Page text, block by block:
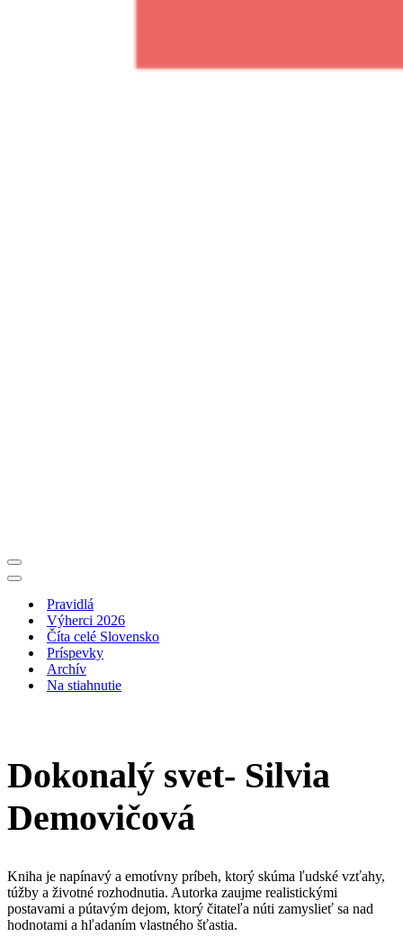
Menu
navigácie
Menu
navigáciePravidlá
Výherci 2026
Číta celé Slovensko
Príspevky
Archív
Na stiahnutie
Dokonalý svet- Silvia
Demovičová
Kniha je napínavý a emotívny príbeh, ktorý skúma ľudské vzťahy,
túžby a životné rozhodnutia. Autorka zaujme realistickými
postavami a pútavým dejom, ktorý čitateľa núti zamyslieť sa nad
hodnotami a hľadaním vlastného šťastia.